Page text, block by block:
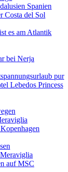
Spanien
Costa del Sol
es am Atlantik
bei Nerja
pur
Lebedos Princess
auf MSC